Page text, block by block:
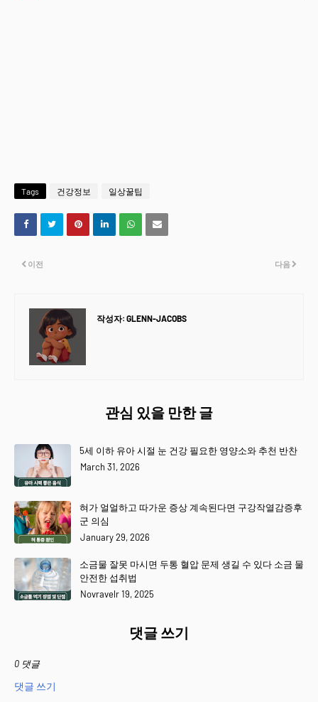
Tags 건강정보 일상꿀팁
다음
이전
작성자: GLENN-JACOBS
관심 있을 만한 글
5세 이하 유아 시절 눈 건강 필요한 영양소와 추천 반찬
March 31, 2026
혀가 얼얼하고 따가운 증상 계속된다면 구강작열감증후
군 의심
January 29, 2026
소금물 잘못 마시면 두통 혈압 문제 생길 수 있다 소금 물
안전한 섭취법
Novravelr 19, 2025
댓글 쓰기
0 댓글
댓글 쓰기